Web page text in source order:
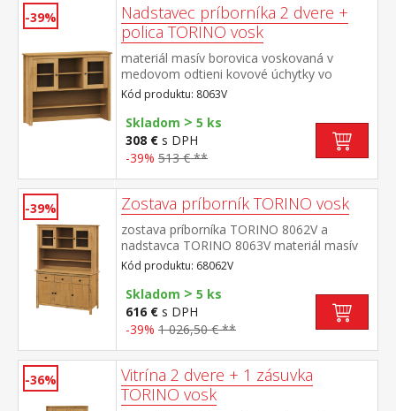
-39%
Nadstavec príborníka 2 dvere +
polica TORINO vosk
materiál masív borovica voskovaná v
medovom odtieni kovové úchytky vo
farebnom prevedení černená mosadz dvoje
presklené dvierka doplnok príborníka
TORINO 8062V
Kód produktu: 8063V
Skladom > 5 ks
308 € s DPH
-39% 513 € **
-39% Zostava príborník TORINO vosk
zostava príborníka TORINO 8062V a
nadstavca TORINO 8063V materiál masív
borovice voskovaná v medovom odtieni
kovové úchytky vo farebnom prevedení
černená mosadz príborník: 3 dvere, 3
zásuvky s kovovými pojazdmi nadstavec:
dvoje presklené dvierka rozmer príborníka
(š/h/v) 129 × 40 × 80 cm rozmer nadstavca
(š/h/v) 129 × 33 × 100 cm
Kód produktu: 68062V
Skladom > 5 ks
616 € s DPH
-39% 1 026,50 € **
-36%
Vitrína 2 dvere + 1 zásuvka
TORINO vosk